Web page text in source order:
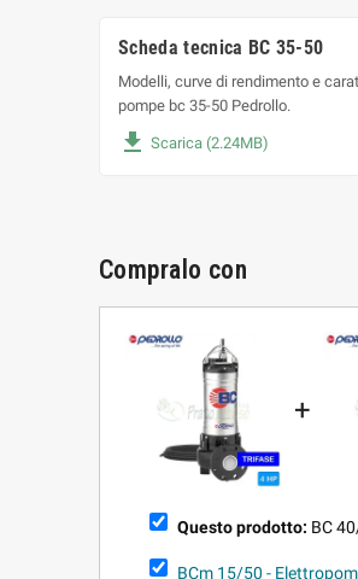
Scheda tecnica BC 35-50
Modelli, curve di rendimento e
pompe bc 35-50 Pedrollo.
file_download Scarica (2.24MB)
Compralo con
+
Questo prodotto: BC
BCm 15/50 -